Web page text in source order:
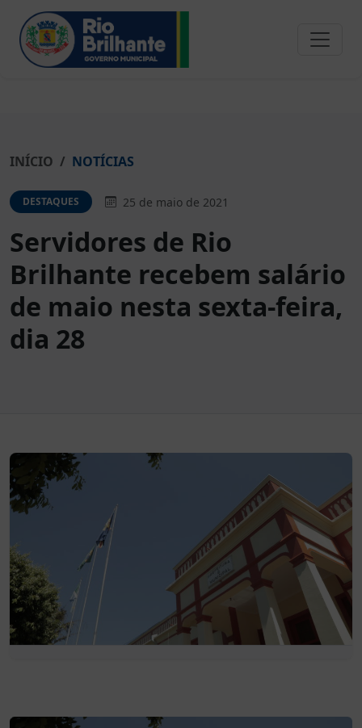
INÍCIO NOTÍCIAS
DESTAQUES 25 de maio de 2021
Servidores de Rio
Brilhante recebem salário
de maio nesta sexta-feira,
dia 28